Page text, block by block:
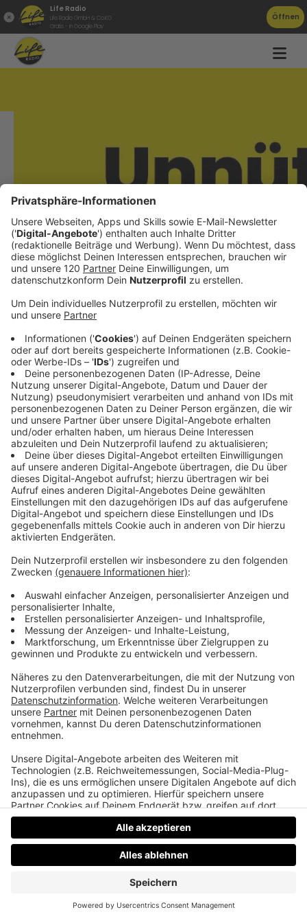
Life Radio
Life Radio GmbH & Co.KG
Gratis - in Google Play
Öffnen
Kevin allein im Gymnasium
Diesmal lauter unnützes Weihnachtswissen aus den
90ern. Von der ersten SMS bis über Mariah Carey
bis hin zum ungewöhnlichen Drehort von „Kevin
allein zu Haus“.
DatenschutzImpressumAGBsJobsKontaktWerben